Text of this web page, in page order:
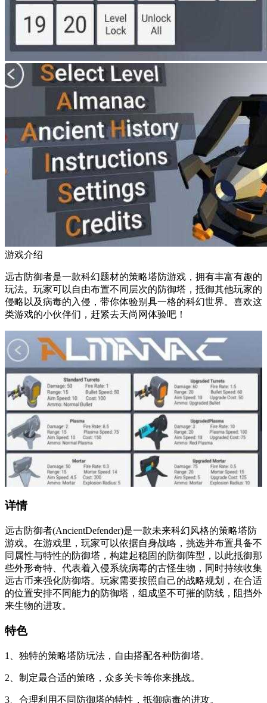
游戏介绍
远古防御者是一款科幻题材的策略塔防游戏，拥有丰富有趣的
玩法。玩家可以自由布置不同层次的防御塔，抵御其他玩家的
侵略以及病毒的入侵，带你体验别具一格的科幻世界。喜欢这
类游戏的小伙伴们，赶紧去天尚网体验吧！
详情
远古防御者(AncientDefender)是一款未来科幻风格的策略塔防
游戏。在游戏里，玩家可以依据自身战略，挑选并布置具备不
同属性与特性的防御塔，构建起稳固的防御阵型，以此抵御那
些外形奇特、代表着入侵系统病毒的古怪生物，同时持续收集
远古币来强化防御塔。玩家需要按照自己的战略规划，在合适
的位置安排不同能力的防御塔，组成坚不可摧的防线，阻挡外
来生物的进攻。
特色
1、独特的策略塔防玩法，自由搭配各种防御塔。
2、制定最合适的策略，众多关卡等你来挑战。
3、合理利用不同防御塔的特性，抵御病毒的进攻。